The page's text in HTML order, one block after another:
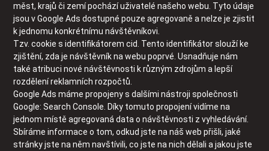
měst, krajů či zemí pochází uživatelé našeho webu. Tyto údaje
jsou v Google Ads dostupné pouze agregovaně a nelze je zjistit
k jednomu konkrétnímu návštěvníkovi.
Tzv. cookie s identifikátorem cid. Tento identifikátor slouží ke
zjištění, zda je návštěvník na webu poprvé. Usnadňuje nám
také atribuci nové návštěvnosti k různým zdrojům a lepší
rozdělení reklamních rozpočtů.
Google Ads máme propojeny s dalšími nástroji společnosti
Google: Search Console. Díky tomuto propojení vidíme na
jednom místě agregovaná data o návštěvnosti z vyhledávání.
Sbíráme informace o tom, odkud jste na náš web přišli, jaké
stránky jste na něm navštívili, co jste na nich dělali a jakou jste